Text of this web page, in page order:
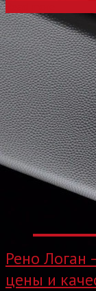
Рено Логан
цены и